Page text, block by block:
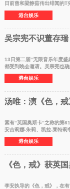
日前曾和梁静茹传出绯闻的T
港台娱乐
吴宗宪不识董存
13日第二届“无限音乐年度
都受到晚会邀请。吴宗宪也
港台娱乐
汤唯：演《色，
素有“英国奥斯卡”之称的第
安吉莉娜-朱莉、凯拉-莱特莉
港台娱乐
《色，戒》获英
李安执导的《色，戒》，在